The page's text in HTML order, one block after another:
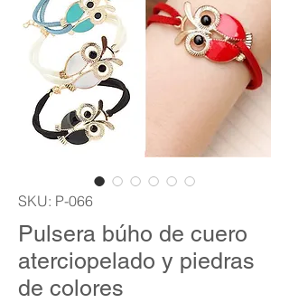
SKU: P-066
Pulsera búho de cuero
aterciopelado y piedras
de colores